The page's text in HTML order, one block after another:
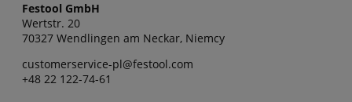
Festool GmbH
Wertstr. 20
70327 Wendlingen am Neckar, Niemcy
customerservice-pl@festool.com
+48 22 122-74-61